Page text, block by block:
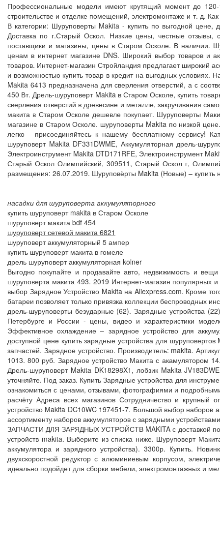
Профессиональные модели имеют крутящий момент до
строительстве и отделке помещений, электромонтаже и т. д.
В категории: Шуруповерты Makita - купить по выгодной
Доставка по г.Старый Оскол. Низкие цены, честные отзывы,
поставщики и магазины, цены в Старом Осколе. В наличии.
ценам в интернет магазине DNS. Широкий выбор товаров и
товаров. Интернет-магазин Стройландия предлагает широкий
и возможностью купить товар в кредит на выгодных
Makita 6413 предназначена для сверления отверстий, а с
450 Вт. Дрель-шуруповерт Makita в Старом Осколе, купить
сверления отверстий в древесине и металле, закручивания
макита в Старом Осколе дешевле покупает. Шуруповерты
магазине в Старом Осколе. шуруповерты Makita по низкой
легко - присоединяйтесь к нашему бесплатному сервису!
шуруповерт Makita DF331DWME, Аккумуляторная дрель-
Электроинструмент Makita DTD171RFE, Электроинструмент
Старый Оскол Олимпийский, 309511, Старый Оскол г,
размещения: 26.07.2019. Шуруповёрты Makita (Новые) – купить
насадки для шуруповерта аккумуляторного
купить шуруповерт makita в Старом Осколе
шуруповерт макита bdf 454
шуруповерт сетевой макита 6821
шуруповерт аккумуляторный 5 ампер
купить шуруповерт макита в гомеле
дрель шуруповерт аккумуляторная kolner
Выгодно покупайте и продавайте авто, недвижимость и
шуруповерта макита 493. 2019 Интернет-магазин популярных
выбор Зарядное Устройство Makita на Aliexpress.com. Кроме
батареи позволяет только привязка коллекции беспроводных
дрель-шуруповерты безударные (62). Зарядные устройства
Петербурге и России - цены, видео и характеристики
Эффективное охлаждение – зарядное устройство для
доступной цене купить зарядные устройства для
запчастей. Зарядное устройство. Производитель: makita.
1013. 800 руб. Зарядное устройство Макита с акамулятором
Дрель-шуруповерт Makita DK18298X1, лобзик Makita
уточняйте. Под заказ. Купить Зарядные устройства для
ознакомиться с ценами, отзывами, фотографиями и
расчёту Адреса всех магазинов Сотрудничество и
устройство Makita DC10WC 197451-7. Большой выбор наборов
ассортименту наборов аккумуляторов с зарядными
ЗАПЧАСТИ ДЛЯ ЗАРЯДНЫХ УСТРОЙСТВ MAKITA с доставкой по
устройств makita. Выберите из списка ниже. Шуруповерт
аккумулятора и зарядного устройства). 3300р. Купить.
двухскоростной редуктор с алюминиевым корпусом,
идеально подойдет для сборки мебели, электромонтажных и